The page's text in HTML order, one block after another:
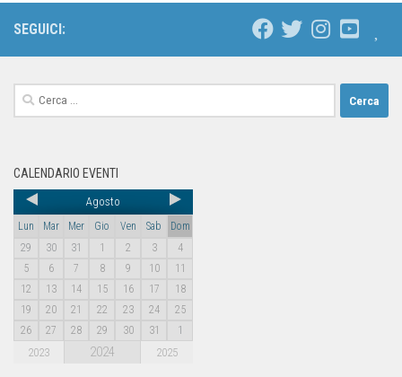
SEGUICI:
CALENDARIO EVENTI
Agosto
Lun Mar Mer Gio Ven Sab
Dom
29
30 31 1 2 3
4
5
6 7 8 9 10
11
12
13 14 15 16 17
18
19
20 21 22 23 24
25
26
27 28 29 30 31 1
2023 2024 2025